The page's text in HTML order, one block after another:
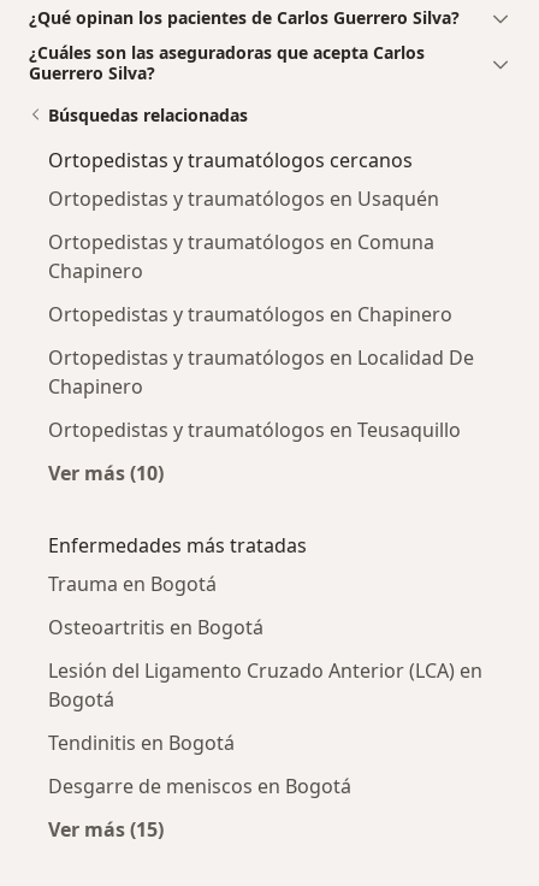
¿Qué opinan los pacientes de Carlos Guerrero Silva?
¿Cuáles son las aseguradoras que acepta Carlos
Guerrero Silva?
Búsquedas relacionadas
Ortopedistas y traumatólogos cercanos
Ortopedistas y traumatólogos en Usaquén
Ortopedistas y traumatólogos en Comuna
Chapinero
Ortopedistas y traumatólogos en Chapinero
Ortopedistas y traumatólogos en Localidad De
Chapinero
Ortopedistas y traumatólogos en Teusaquillo
Ver más (10)
Enfermedades más tratadas
Trauma en Bogotá
Osteoartritis en Bogotá
Lesión del Ligamento Cruzado Anterior (LCA) en
Bogotá
Tendinitis en Bogotá
Desgarre de meniscos en Bogotá
Ver más (15)